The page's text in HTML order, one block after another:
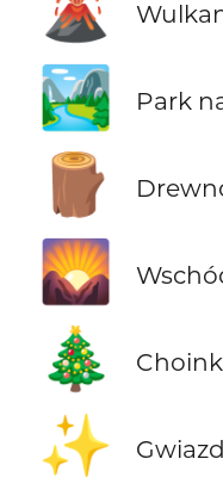
🏞️ Park
🪵
🌄
🎄
✨